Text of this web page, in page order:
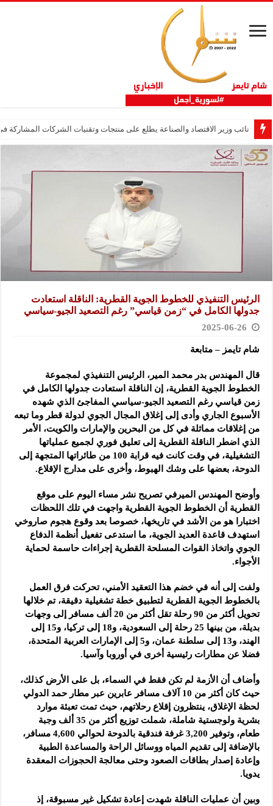
نائب وزير الاقتصاد والصناعة يطلع على منتجات وتقنيات الشركات المشاركة في
الرئيس التنفيذي للخطوط الجوية القطرية: الناقلة استعادت
جدولها الكامل في “زمن قياسي” رغم التصعيد الجيو-سياسي
2025-06-26
شام تايمز – متابعة
قال المهندس بدر محمد المير، الرئيس التنفيذي لمجموعة
الخطوط الجوية القطرية، إن الناقلة استعادت جدولها الكامل في
زمن قياسي رغم التصعيد الجيو-سياسي المفاجئ الذي شهده
الأسبوع الجاري وأدى إلى إغلاق المجال الجوي لدولة قطر وما تبعه
من إغلاقات مماثلة في كل من البحرين والإمارات والكويت، الأمر
الذي اضطر الناقلة القطرية إلى تعليق فوري لجميع عملياتها
التشغيلية، في وقت كانت فيه قرابة 100 من طائراتها المتجهة إلى
الدوحة، بعضها على وشك الهبوط، وأخرى على مدارج الإقلاع.
وأوضح المهندس الميرفي تصريح نشر مساء اليوم على موقع
القطرية أن الخطوط الجوية القطرية واجهت في تلك اللحظات
اختبارا هو من الأشد في تاريخها، خصوصا بعد وقوع هجوم صاروخي
استهدف قاعدة العديد الجوية، ما استدعى تفعيل أنظمة الدفاع
الجوي واتخاذ القوات المسلحة القطرية إجراءات حاسمة لحماية
الأجواء.
ولفت إلى أنه في خضم هذا التعقيد الأمني، تحركت فرق العمل
بالخطوط الجوية القطرية لتطبيق خطة تشغيلية دقيقة، تم خلالها
تحويل أكثر من 90 رحلة تقل أكثر من 20 ألف مسافر إلى وجهات
بديلة، من بينها 25 رحلة إلى السعودية، و18 إلى تركيا، و15 إلى
الهند، و13 إلى سلطنة عمان، و5 إلى الإمارات العربية المتحدة،
فضلا عن مطارات رئيسية أخرى في أوروبا وآسيا.
وأضاف أن الأزمة لم تكن فقط في السماء، بل على الأرض كذلك،
حيث كان أكثر من 10 آلاف مسافر عابرين عبر مطار حمد الدولي
لحظة الإغلاق، ينتظرون إقلاع رحلاتهم، حيث تمت تعبئة موارد
بشرية ولوجستية شاملة، شملت توزيع أكثر من 35 ألف وجبة
طعام، وتوفير 3,200 غرفة فندقية بالدوحة لحوالي 4,600 مسافر،
بالإضافة إلى تقديم المياه ووسائل الراحة والمساعدة الطبية
وإعادة إصدار بطاقات الصعود وحتى معالجة الحجوزات المعقدة
يدويا.
وبين أن عمليات الناقلة شهدت إعادة تشكيل غير مسبوقة، إذ